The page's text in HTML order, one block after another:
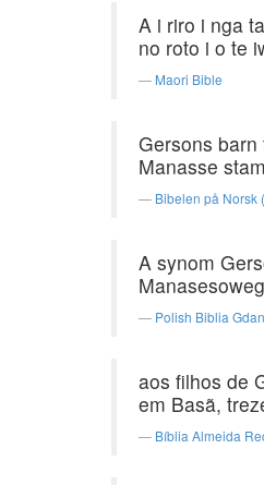
A i riro i nga
no roto i o te
Maori Bible
Gersons
Manasse
Bibelen på Norsk
A synom
Polish Biblia
aos filhos de
em Basã,
Bíblia Almeida